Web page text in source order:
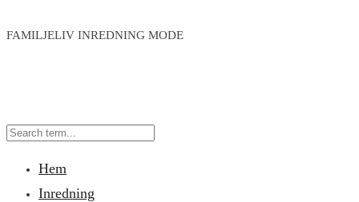
FAMILJELIV INREDNING MODE
Hem
Inredning